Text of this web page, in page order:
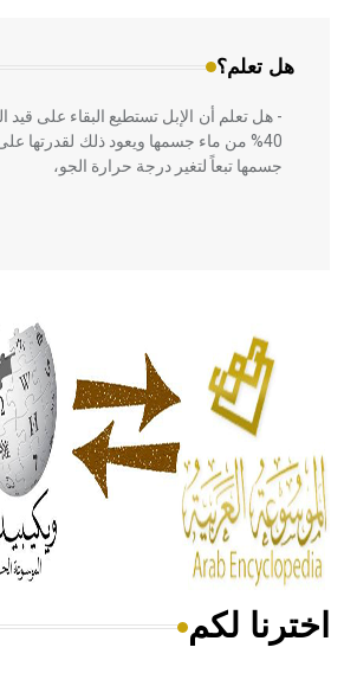
هل تعلم؟
- هل تعلم أن الإبل تستطيع البقاء على قيد
40% من ماء جسمها ويعود ذلك لقدرتها
جسمها تبعاً لتغير درجة حرارة الجو،
الحكم، الأدلة، تنظيم التغذية، ورسالته
له الفضل بأنه حرر الطب من الدين
- هل تعلم أن المرجان إفراز حيواني
من مادة كربونات الكلسيوم، وهو أحمر
أجود أنواعه، ويمتاز بكبر الحجم ويسمى
هل تعلم أن الأبسيد كلمة فرنسية اللفظ
اخترنا لكم